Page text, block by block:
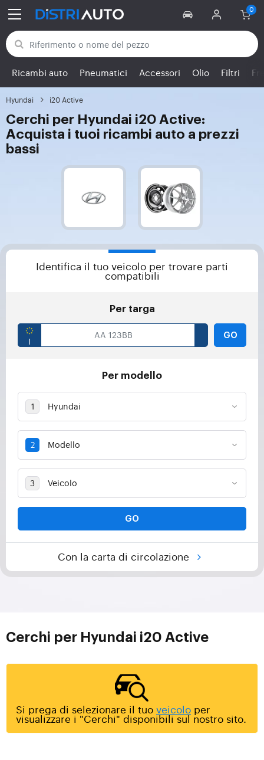
Torna alle categorie
Ricambi auto Pneumatici Accessori Olio Filtri
Hyundai i20 Active
Cerchi per Hyundai i20 Active:
Acquista i tuoi ricambi auto a prezzi
bassi
Identifica il tuo veicolo per trovare parti
compatibili
Per targa
GO
Per modello
GO
Con la carta di circolazione
Cerchi per Hyundai i20 Active
Si prega di selezionare il tuo veicolo per
visualizzare i "Cerchi" disponibili sul nostro sito.